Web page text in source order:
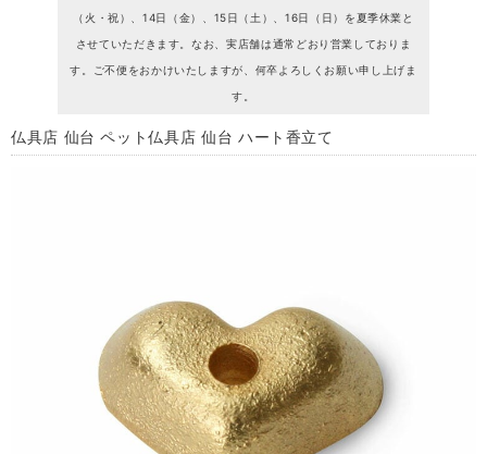
（火・祝）、14日（金）、15日（土）、16日（日）を夏季休業と
させていただきます。なお、実店舗は通常どおり営業しておりま
す。ご不便をおかけいたしますが、何卒よろしくお願い申し上げま
す。
仏具店 仙台 ペット仏具店 仙台 ハート香立て